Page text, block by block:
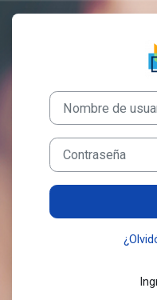
Saltar al contenido principal
Nombre de usuario
Contraseña